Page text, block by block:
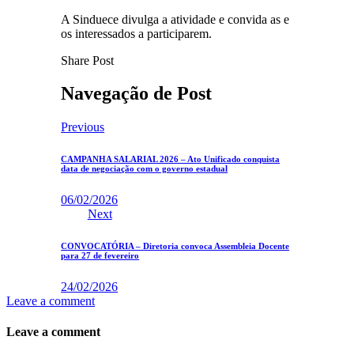
A Sinduece divulga a atividade e convida as e
os interessados a participarem.
Share Post
Navegação de Post
Previous
CAMPANHA SALARIAL 2026 – Ato Unificado conquista
data de negociação com o governo estadual
06/02/2026
Next
CONVOCATÓRIA – Diretoria convoca Assembleia Docente
para 27 de fevereiro
24/02/2026
Leave a comment
Leave a comment